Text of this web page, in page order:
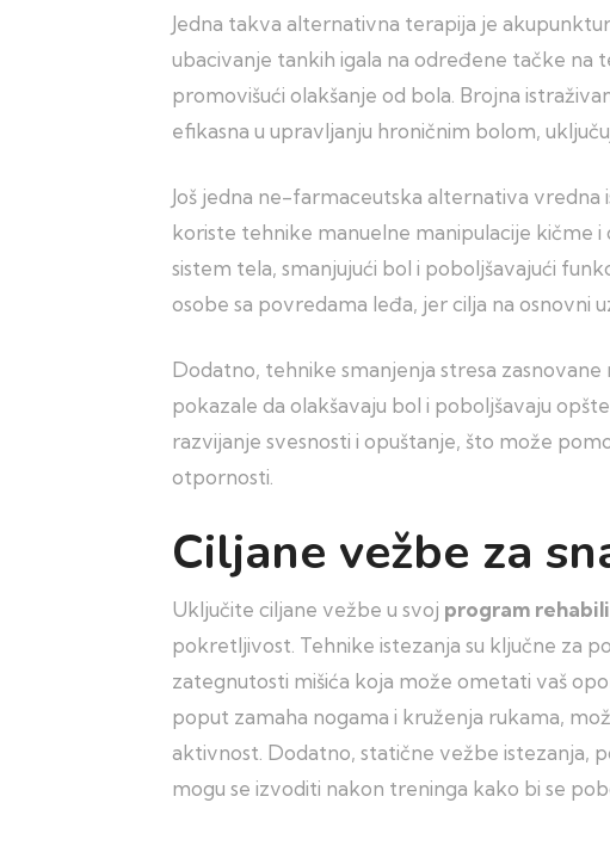
Jedna takva alternativna terapija je
ubacivanje tankih igala na određene tačke na
promovišući olakšanje od bola. Brojna
efikasna u upravljanju hroničnim bolom,
Još jedna ne-farmaceutska alternativa
koriste tehnike manuelne manipulacije kičme
sistem tela, smanjujući bol i poboljšavajući
osobe sa povredama leđa, jer cilja na osnovni
Dodatno, tehnike smanjenja stresa zasnovane
pokazale da olakšavaju bol i poboljšavaju
razvijanje svesnosti i opuštanje, što može
otpornosti.
Ciljane vežbe za
Uključite ciljane vežbe u svoj program
pokretljivost. Tehnike istezanja su ključne za
zategnutosti mišića koja može ometati vaš
poput zamaha nogama i kruženja rukama,
aktivnost. Dodatno, statične vežbe istezanja,
mogu se izvoditi nakon treninga kako bi se